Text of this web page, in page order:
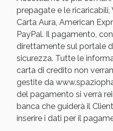
prepagate e le ricaricabili,
Carta Aura, American
PayPal. Il pagamento,
direttamente sul portale
sicurezza. Tutte le
carta di credito non
gestite da
del pagamento si verrà
banca che guiderà il
inserire i dati per il
Scopri le